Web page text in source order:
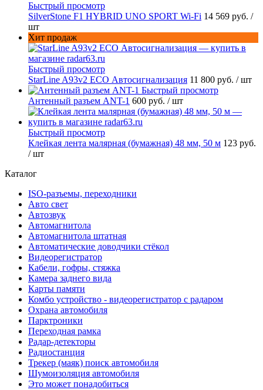
Быстрый просмотр
SilverStone F1 HYBRID UNO SPORT Wi-Fi 14 569 руб. /
шт
Хит продаж
Быстрый просмотр
StarLine A93v2 ECO Автосигнализация 11 800 руб. / шт
Быстрый просмотр
Антенный разъем ANT-1 600 руб. / шт
Быстрый просмотр
Клейкая лента малярная (бумажная) 48 мм, 50 м 123 руб.
/ шт
Каталог
ISO-разъемы, переходники
Авто свет
Автозвук
Автомагнитола
Автомагнитола штатная
Автоматические доводчики стёкол
Видеорегистратор
Кабели, гофры, стяжка
Камера заднего вида
Карты памяти
Комбо устройство - видеорегистратор с радаром
Охрана автомобиля
Парктроники
Переходная рамка
Радар-детекторы
Радиостанция
Трекер (маяк) поиск автомобиля
Шумоизоляция автомобиля
Это может понадобиться